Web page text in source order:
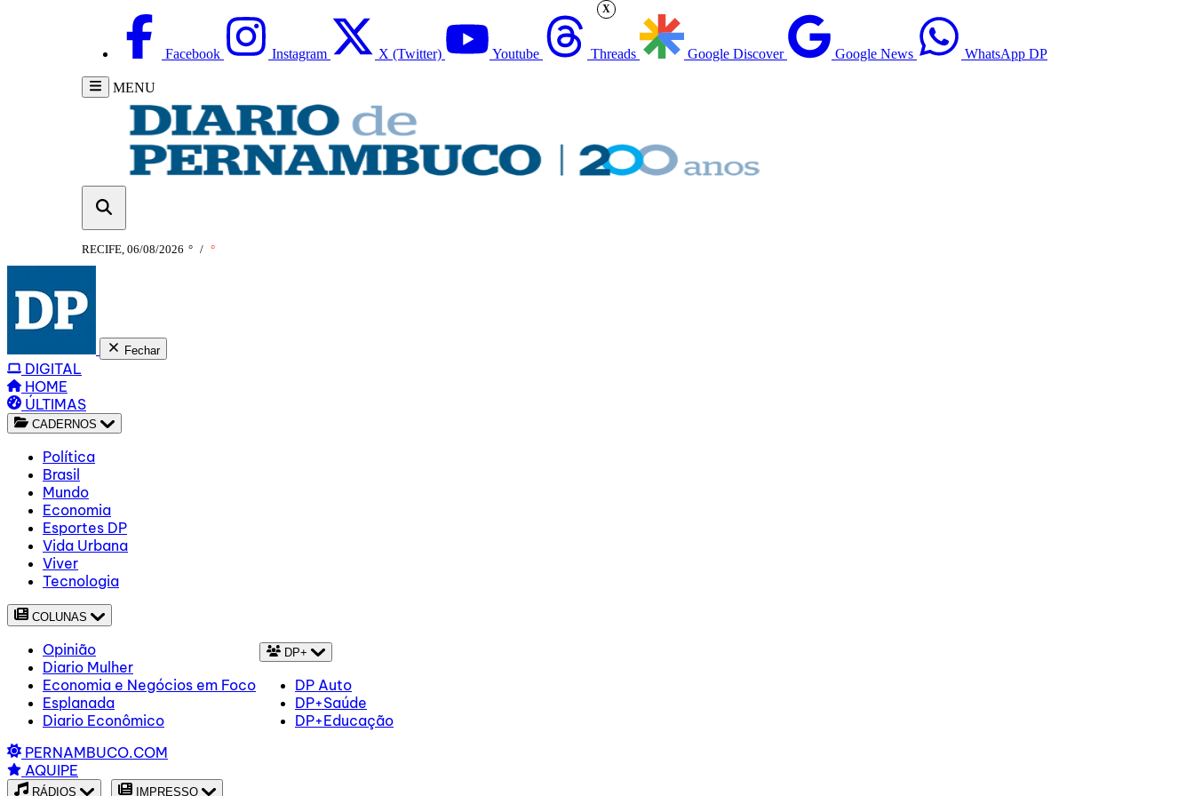
Facebook Instagram X (Twitter) Youtube Threads Google Discover Google News WhatsApp DP
MENU
RECIFE, 06/08/2026 ° / °
Fechar
DIGITAL
HOME
ÚLTIMAS
CADERNOS
Política
Brasil
Mundo
Economia
Esportes DP
Vida Urbana
Viver
Tecnologia
COLUNAS
Opinião
Diario Mulher
Economia e Negócios em Foco
Esplanada
Diario Econômico
DP+
DP Auto
DP+Saúde
DP+Educação
PERNAMBUCO.COM
AQUIPE
RÁDIOS IMPRESSO
X